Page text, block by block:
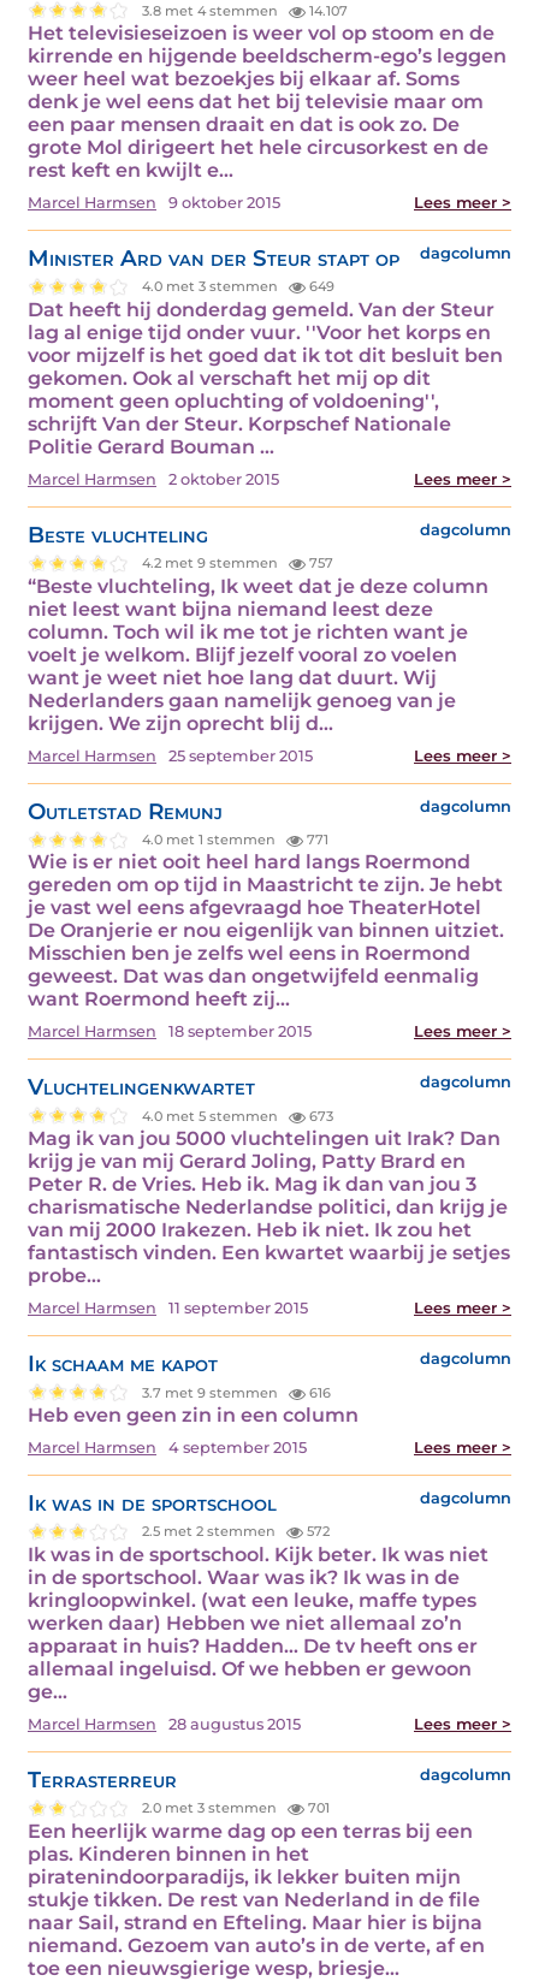
3.8 met 4 stemmen 14.107
Het televisieseizoen is weer vol op stoom en de
kirrende en hijgende beeldscherm-ego’s leggen
weer heel wat bezoekjes bij elkaar af. Soms
denk je wel eens dat het bij televisie maar om
een paar mensen draait en dat is ook zo. De
grote Mol dirigeert het hele circusorkest en de
rest keft en kwijlt e...
Marcel Harmsen 9 oktober 2015 Lees meer >
Minister Ard van der Steur stapt op dagcolumn
4.0 met 3 stemmen 649
Dat heeft hij donderdag gemeld. Van der Steur
lag al enige tijd onder vuur. ''Voor het korps en
voor mijzelf is het goed dat ik tot dit besluit ben
gekomen. Ook al verschaft het mij op dit
moment geen opluchting of voldoening'',
schrijft Van der Steur. Korpschef Nationale
Politie Gerard Bouman ...
Marcel Harmsen 2 oktober 2015 Lees meer >
Beste vluchteling dagcolumn
4.2 met 9 stemmen 757
“Beste vluchteling, Ik weet dat je deze column
niet leest want bijna niemand leest deze
column. Toch wil ik me tot je richten want je
voelt je welkom. Blijf jezelf vooral zo voelen
want je weet niet hoe lang dat duurt. Wij
Nederlanders gaan namelijk genoeg van je
krijgen. We zijn oprecht blij d...
Marcel Harmsen 25 september 2015 Lees meer >
Outletstad Remunj dagcolumn
4.0 met 1 stemmen 771
Wie is er niet ooit heel hard langs Roermond
gereden om op tijd in Maastricht te zijn. Je hebt
je vast wel eens afgevraagd hoe TheaterHotel
De Oranjerie er nou eigenlijk van binnen uitziet.
Misschien ben je zelfs wel eens in Roermond
geweest. Dat was dan ongetwijfeld eenmalig
want Roermond heeft zij...
Marcel Harmsen 18 september 2015 Lees meer >
Vluchtelingenkwartet dagcolumn
4.0 met 5 stemmen 673
Mag ik van jou 5000 vluchtelingen uit Irak? Dan
krijg je van mij Gerard Joling, Patty Brard en
Peter R. de Vries. Heb ik. Mag ik dan van jou 3
charismatische Nederlandse politici, dan krijg je
van mij 2000 Irakezen. Heb ik niet. Ik zou het
fantastisch vinden. Een kwartet waarbij je setjes
probe...
Marcel Harmsen 11 september 2015 Lees meer >
Ik schaam me kapot dagcolumn
3.7 met 9 stemmen 616
Heb even geen zin in een column
Marcel Harmsen 4 september 2015 Lees meer >
Ik was in de sportschool dagcolumn
2.5 met 2 stemmen 572
Ik was in de sportschool. Kijk beter. Ik was niet
in de sportschool. Waar was ik? Ik was in de
kringloopwinkel. (wat een leuke, maffe types
werken daar) Hebben we niet allemaal zo’n
apparaat in huis? Hadden… De tv heeft ons er
allemaal ingeluisd. Of we hebben er gewoon
ge...
Marcel Harmsen 28 augustus 2015 Lees meer >
Terrasterreur dagcolumn
2.0 met 3 stemmen 701
Een heerlijk warme dag op een terras bij een
plas. Kinderen binnen in het
piratenindoorparadijs, ik lekker buiten mijn
stukje tikken. De rest van Nederland in de file
naar Sail, strand en Efteling. Maar hier is bijna
niemand. Gezoem van auto’s in de verte, af en
toe een nieuwsgierige wesp, briesje...